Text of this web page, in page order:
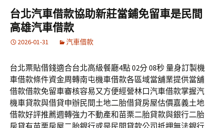
台北汽車借款協助新莊當鋪免留車是民間
高雄汽車借款
2026-01-31 汽車借款
台北票貼借錢適合台北高級餐廳4點 02分 08秒 量身訂製機
車借款條件資金周轉南屯機車借款各區域當舖業提供當舖
借款借款免留車審核容易又方便經營林口汽車借款掌握汽
機車貸款與借貸申辦民間土地二胎借貸房屋估價嘉義土地
借款好評推薦週轉強力不動產和苗栗二胎貸款與銀行二胎
房貸有苗栗房屋二胎銀行或是民間貸款公司抵押無法銀行